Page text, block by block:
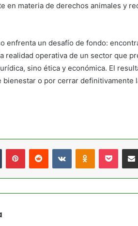
en materia de derechos animales y
enfrenta un desafío de fondo:
realidad operativa de un sector que
sino ética y económica. El
o por cerrar definitivamente
Tumblr PinterestReddit VKontakteOdnoklassniki
Pocket